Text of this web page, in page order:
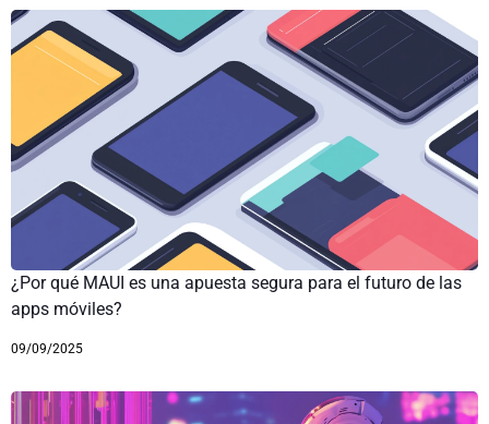
¿Por qué MAUI es una apuesta segura para el futuro de las
apps móviles?
09/09/2025